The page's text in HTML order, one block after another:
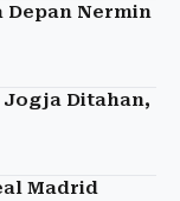
Depan Nermin
Jogja Ditahan,
Madrid